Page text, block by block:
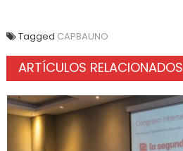
Tagged CAPBAUNO
ARTÍCULOS RELACIONADOS